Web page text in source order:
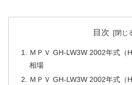
目次
ＭＰＶ GH-LW3W 2002年式（
相場
ＭＰＶ GH-LW3W 2002年式（